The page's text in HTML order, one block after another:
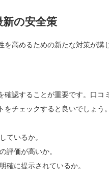
の安全策
高めるための新たな対策が講
確認することが重要です。口
チェックすると良いでしょう。
ているか。
評価が高いか。
確に提示されているか。